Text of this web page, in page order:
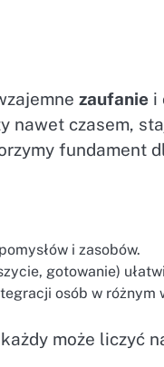
zaufanie i
nawet czasem,
fundament
i zasobów.
gotowanie)
osób w różnym
może liczyć